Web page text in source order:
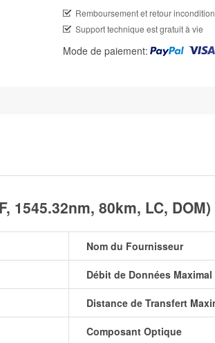
Remboursement et retour
Support technique est gratuit à vie
Mode de paiement:
1545.32nm, 80km, LC, DOM)
Nom du Fournisseur
Débit de Données Maximal
Distance de Transfert
Composant Optique